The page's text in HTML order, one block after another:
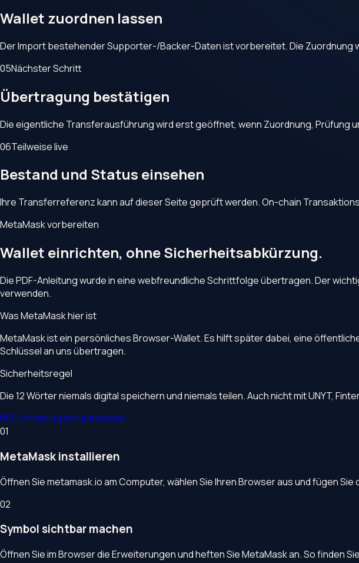
Wallet zuordnen lassen
Der Import bestehender Supporter-/Backer-Daten ist vorbereitet. Die Zuordnung
05Nächster Schritt
Übertragung bestätigen
Die eigentliche Transferausführung wird erst geöffnet, wenn Zuordnung, Prüfung
06Teilweise live
Bestand und Status einsehen
Ihre Transferreferenz kann auf dieser Seite geprüft werden. On-chain
MetaMask vorbereiten
Wallet einrichten, ohne Sicherheitsabkürzung.
Die PDF-Anleitung wurde in eine webfreundliche Schrittfolge übertragen. Der
verwenden.
Was MetaMask hier ist
MetaMask ist ein persönliches Browser-Wallet. Es hilft später dabei, eine
Schlüssel an uns übertragen.
Sicherheitsregel
Die 12 Wörter niemals digital speichern und niemals teilen. Auch nicht mit UNYT,
PDF-Anleitung herunterladen
01
MetaMask installieren
Öffnen Sie metamask.io am Computer, wählen Sie Ihren Browser aus und fügen Sie
02
Symbol sichtbar machen
Öffnen Sie im Browser die Erweiterungen und heften Sie MetaMask an. So finden